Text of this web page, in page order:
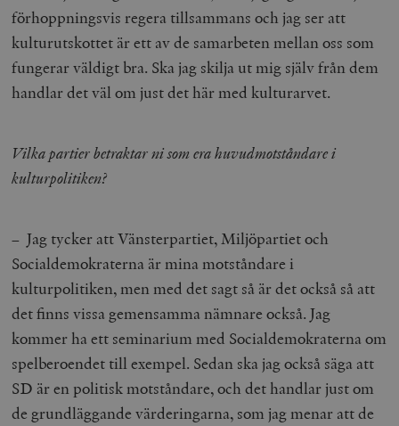
förhoppningsvis regera tillsammans och jag ser att
kulturutskottet är ett av de samarbeten mellan oss som
fungerar väldigt bra. Ska jag skilja ut mig själv från dem
handlar det väl om just det här med kulturarvet.
Vilka partier betraktar ni som era huvudmotståndare i
kulturpolitiken?
– Jag tycker att Vänsterpartiet, Miljöpartiet och
Socialdemokraterna är mina motståndare i
kulturpolitiken, men med det sagt så är det också så att
det finns vissa gemensamma nämnare också. Jag
kommer ha ett seminarium med Socialdemokraterna om
spelberoendet till exempel. Sedan ska jag också säga att
SD är en politisk motståndare, och det handlar just om
de grundläggande värderingarna, som jag menar att de